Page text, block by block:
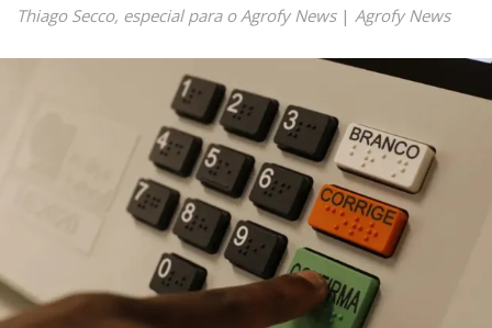
Thiago Secco, especial para o Agrofy News| Agrofy News